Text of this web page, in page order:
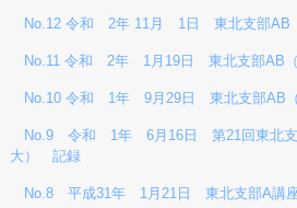
No.12 令和 2年 11月 1日 東北支部AB
No.11 令和 2年 1月19日 東北支部AB
No.10 令和 1年 9月29日 東北支部AB
No.9 令和 1年 6月16日 第21回東北支
大） 記録
No.8 平成31年 1月21日 東北支部A講